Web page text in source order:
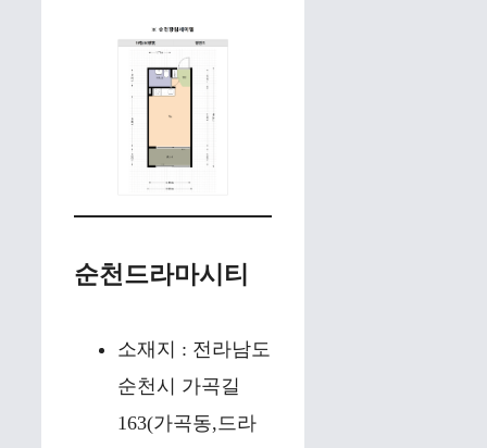
순천드라마시티
소재지 : 전라남도
순천시 가곡길
163(가곡동,드라